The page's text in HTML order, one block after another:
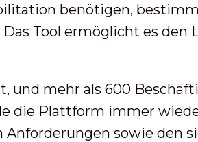
benötigen,
Tool ermöglicht es den
und mehr als 600
die Plattform immer
sowie den